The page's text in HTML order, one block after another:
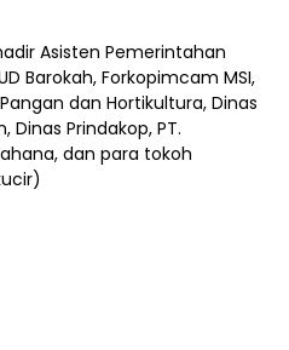
Asisten Pemerintahan
Barokah, Forkopimcam MSI,
dan Hortikultura, Dinas
Dinas Prindakop, PT.
dan para tokoh